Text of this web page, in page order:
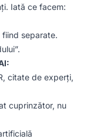
Iată ce facem:
fiind separate.
citate de experți,
cuprinzător, nu